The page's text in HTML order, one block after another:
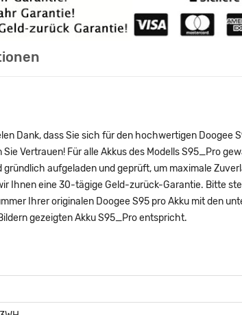
Dank, dass Sie sich für den hochwertigen Doogee
Vertrauen! Für alle Akkus des Modells S95_Pro
aufgeladen und geprüft, um maximale
Ihnen eine 30-tägige Geld-zurück-Garantie. Bitte
Ihrer originalen Doogee S95 pro Akku mit den
gezeigten Akku S95_Pro entspricht.